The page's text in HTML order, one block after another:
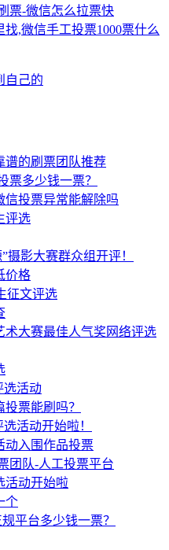
票-微信怎么拉票快
,微信手工投票1000票什么
自己的
谱的刷票团队推荐
票多少钱一票？
信投票异常能解除吗
评选
摄影大赛群众组开评！
价格
征文评选
术大赛最佳人气奖网络评选
选活动
票能刷吗？
活动开始啦！
动入围作品投票
团队-人工投票平台
活动开始啦
个
平台多少钱一票？